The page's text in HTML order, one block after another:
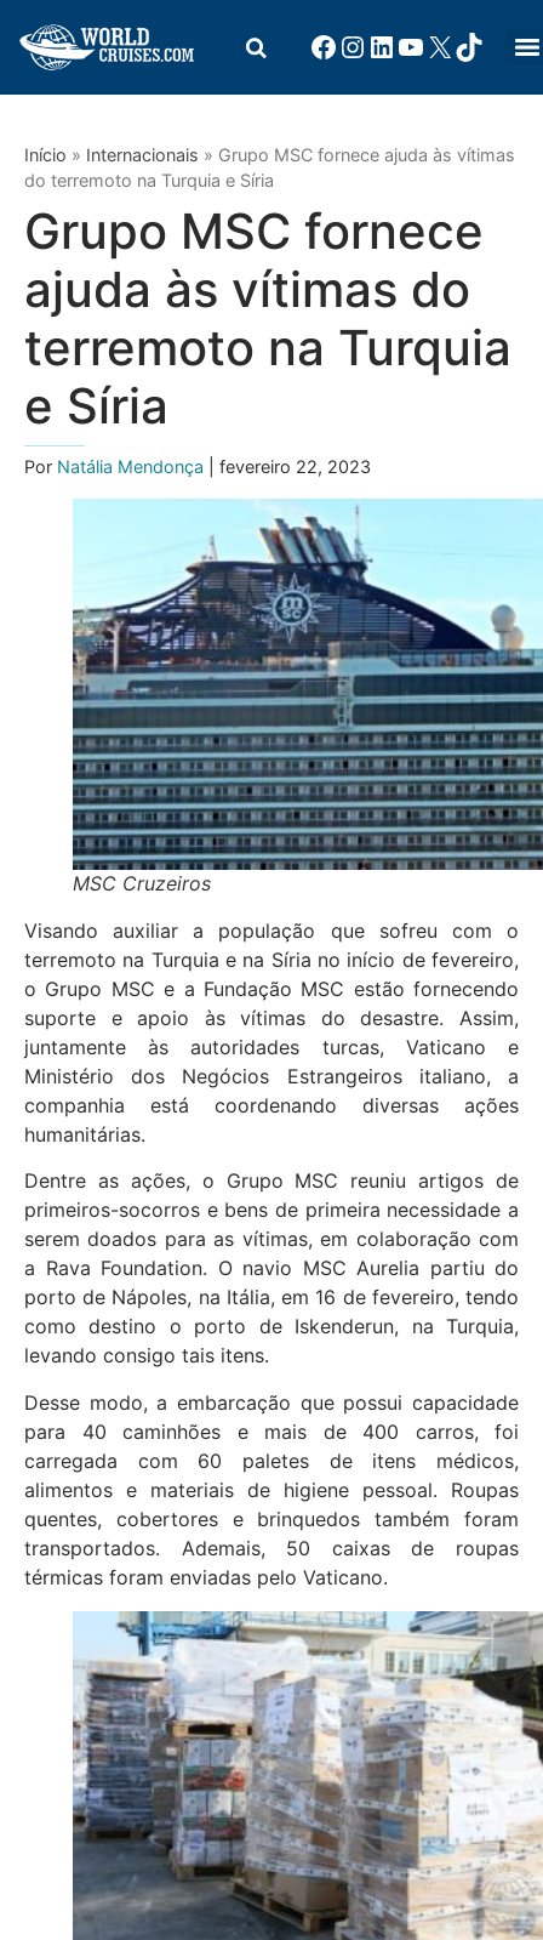
Início » Internacionais » Grupo MSC fornece ajuda às vítimas
do terremoto na Turquia e Síria
Grupo MSC fornece
ajuda às vítimas do
terremoto na Turquia
e Síria
Por Natália Mendonça | fevereiro 22, 2023
MSC Cruzeiros
Visando auxiliar a população que sofreu com o
terremoto na Turquia e na Síria no início de fevereiro,
o Grupo MSC e a Fundação MSC estão fornecendo
suporte e apoio às vítimas do desastre. Assim,
juntamente às autoridades turcas, Vaticano e
Ministério dos Negócios Estrangeiros italiano, a
companhia está coordenando diversas ações
humanitárias.
Dentre as ações, o Grupo MSC reuniu artigos de
primeiros-socorros e bens de primeira necessidade a
serem doados para as vítimas, em colaboração com
a Rava Foundation. O navio MSC Aurelia partiu do
porto de Nápoles, na Itália, em 16 de fevereiro, tendo
como destino o porto de Iskenderun, na Turquia,
levando consigo tais itens.
Desse modo, a embarcação que possui capacidade
para 40 caminhões e mais de 400 carros, foi
carregada com 60 paletes de itens médicos,
alimentos e materiais de higiene pessoal. Roupas
quentes, cobertores e brinquedos também foram
transportados. Ademais, 50 caixas de roupas
térmicas foram enviadas pelo Vaticano.